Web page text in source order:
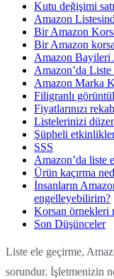
Kutu değişimi
Amazon
Bir Amazon
Bir Amazon
Amazon Bayileri
Amazon’da Liste
Amazon Marka
Filigranlı
Fiyatlarınızı
Listelerinizi
Şüpheli
SSS
Amazon’da liste
Ürün kaçırma
İnsanların
engelleyebilirim?
Korsan örnekleri
Son Düşünceler
Liste ele geçirme,
sorundur. İşletmenizin